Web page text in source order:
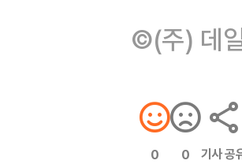
©(주) 데
0 0 기사 공